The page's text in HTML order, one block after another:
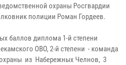
охраны Росгвардии
полиции Роман Гордеев.
баллов диплома 1-й степени
ОВО, 2-й степени - команда
из Набережных Челнов, 3